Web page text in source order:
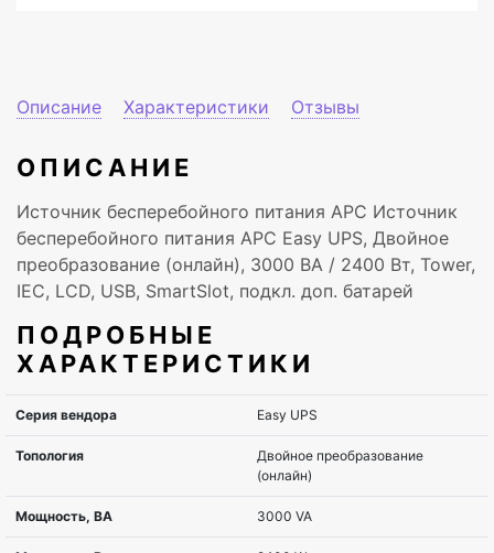
Описание Характеристики Отзывы
ОПИСАНИЕ
Источник бесперебойного питания APC Источник
бесперебойного питания APC Easy UPS, Двойное
преобразование (онлайн), 3000 ВА / 2400 Вт, Tower,
IEC, LCD, USB, SmartSlot, подкл. доп. батарей
ПОДРОБНЫЕ
ХАРАКТЕРИСТИКИ